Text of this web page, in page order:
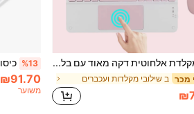
מקלדת אלחוטית דקה מאוד עם בלוטות' ומשטח מגע ועכבר בלוטות', מקלדת אלחוטית ניידת נטענת 10'' לטאבלט iPad, תואמת לאנדרואיד, תואמת ל-iOS, תואמת לווינדוס, מתנה לחזרה ללימודים.
ב שילובי מקלדות ועכברים
%13
₪91.70
משוער